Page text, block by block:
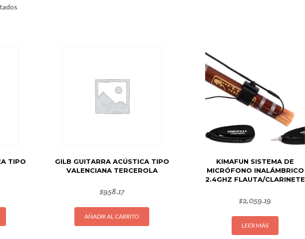
TIPO
GILB GUITARRA ACÚSTICA TIPO
VALENCIANA TERCEROLA
$958.17
AÑADIR AL CARRITO
KIMAFUN SISTEMA DE
MICRÓFONO INALÁMBRICO
2.4GHZ FLAUTA/CLARINETE
$2,059.19
LEER MÁS